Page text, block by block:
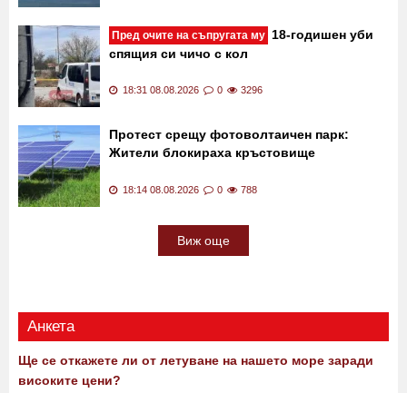
Пред очите на съпругата му 18-годишен уби
спящия си чичо с кол
18:31 08.08.2026 0 3296
Протест срещу фотоволтаичен парк:
Жители блокираха кръстовище
18:14 08.08.2026 0 788
Виж още
Анкета
Ще се откажете ли от летуване на нашето море заради
високите цени?